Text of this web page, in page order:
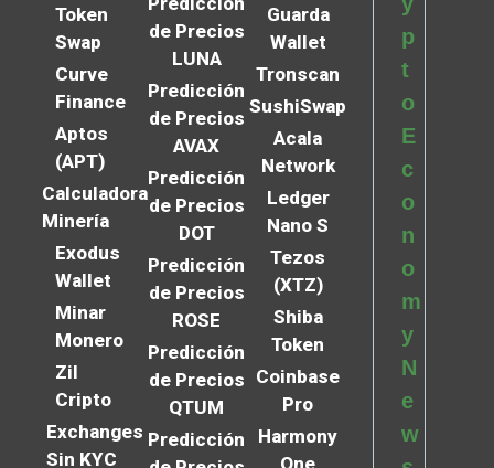
Token
Swap
Curve
Finance
Aptos
(APT)
Calculadora
Minería
Exodus
Wallet
Minar
Monero
Zil
Cripto
Exchanges
Sin KYC
de Precios
LUNA
Predicción
de Precios
AVAX
Predicción
de Precios
DOT
Predicción
de Precios
ROSE
Predicción
de Precios
QTUM
Predicción
Guarda
Wallet
Tronscan
SushiSwap
Acala
Network
Ledger
Nano S
Tezos
(XTZ)
Shiba
Token
Coinbase
Pro
Harmony
p
t
o
E
c
o
n
o
m
y
N
e
w